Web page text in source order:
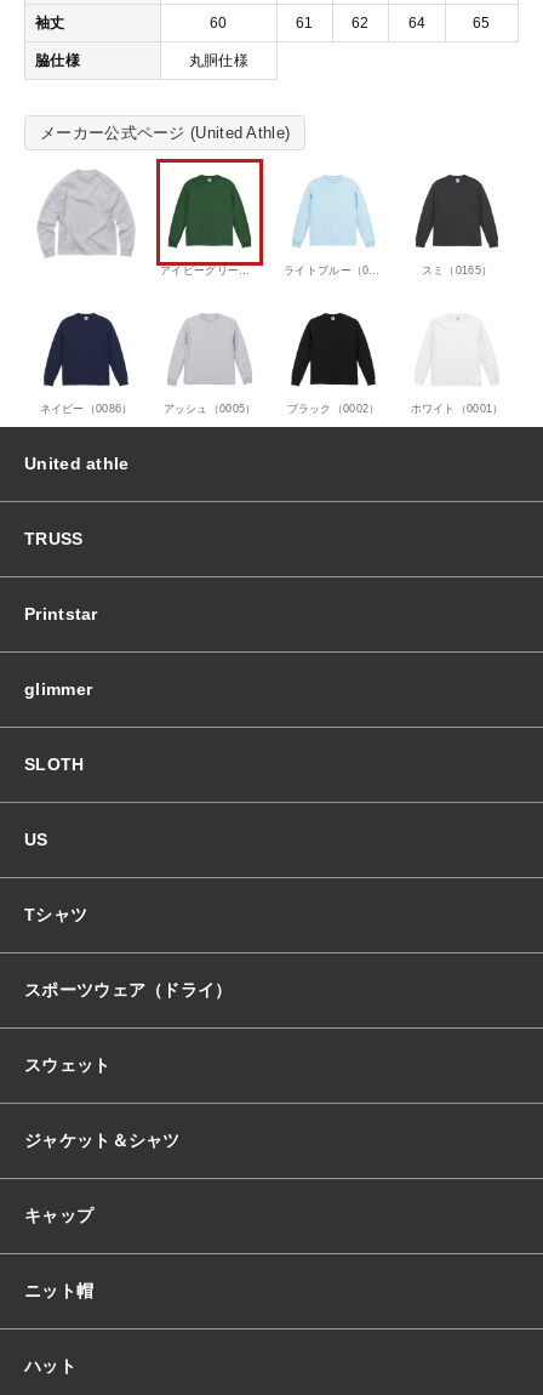
スミ（0165）
ネイビー（0086） アッシュ（0005） ブラック（0002） ホワイト（0001）
袖丈 60 61 62 64 65
脇仕様 丸胴仕様
メーカー公式ページ (United Athle)
United athle
TRUSS
Printstar
glimmer
SLOTH
US
Tシャツ
スポーツウェア（ドライ）
スウェット
ジャケット＆シャツ
キャップ
ニット帽
ハット